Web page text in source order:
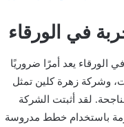
في الورقاء
الورقاء يعد أمرًا ضروريًا
وشركة زهرة كلين تمثل
لقد أثبتت الشركة
باستخدام خطط مدروسة